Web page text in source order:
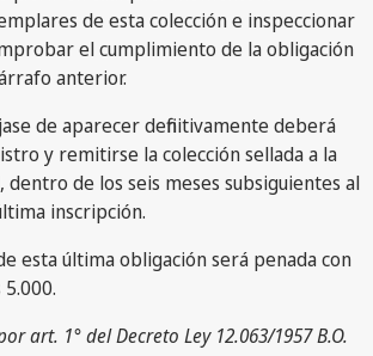
de esta colección e inspeccionar
el cumplimiento de la obligación
anterior.
de aparecer definitivamente deberá
y remitirse la colección sellada a la
dentro de los seis meses subsiguientes al
inscripción.
esta última obligación será penada con
art. 1° del Decreto Ley 12.063/1957 B.O.